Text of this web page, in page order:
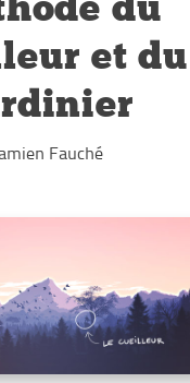
et du
Fauché